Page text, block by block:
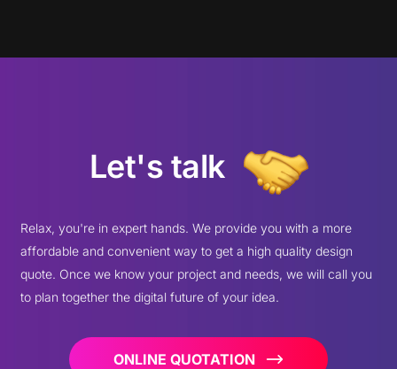
Let's talk
Relax, you're in expert hands. We provide you with a more
affordable and convenient way to get a high quality design
quote. Once we know your project and needs, we will call you
to plan together the digital future of your idea.
ONLINE QUOTATION